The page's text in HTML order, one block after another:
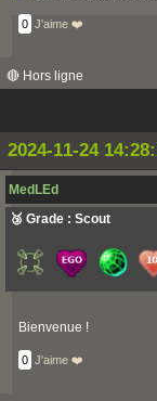
0 J'aime ❤️
🔴 Hors ligne
2024-11-24
MedLEd
🥉 Grade : Scout
Bienvenue !
0 J'aime ❤️